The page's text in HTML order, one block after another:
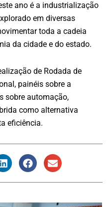
ano é a industrialização
em diversas
toda a cadeia
da cidade e do estado.
de Rodada de
painéis sobre a
sobre automação,
como alternativa
eficiência.